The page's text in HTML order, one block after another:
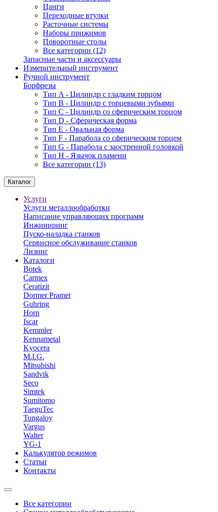
Цанги
Переходные втулки
Расточные системы
Наборы прижимов
Поворотные столы
Все категории (12)
Запасные части и аксессуары
Измерительный инструмент
Ручной инструмент
Борфрезы
Тип A - Цилиндр с гладким торцом
Тип В - Цилиндр с торцевыми зубьями
Тип С - Цилиндр со сферическим торцом
Тип D - Сферическая форма
Тип Е - Овальная форма
Тип F - Парабола со сферическим торцем
Тип G - Парабола с заостренной головкой
Тип H - Язычок пламени
Все категории (13)
Каталог
Услуги
Услуги металлообработки
Написание управляющих программ
Инжиниринг
Пуско-наладка станков
Сервисное обслуживание станков
Лизинг
Каталоги
Botek
Carmex
Ceratizit
Dormer Pramet
Guhring
Horn
Iscar
Kemmler
Kennametal
Kyocera
M.I.G.
Mitsubishi
Sandvik
Seco
Simtek
Sumitomo
TaeguTec
Tungaloy
Vargus
Walter
YG-1
Калькулятор режимов
Статьи
Контакты
Все категории